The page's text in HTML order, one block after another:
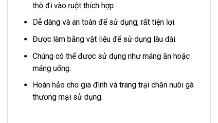
thô đi vào ruột thích hợp.
Dễ dàng và an toàn để sử dụng, rất tiện lợi.
Được làm bằng vật liệu để sử dụng lâu dài.
Chúng có thể được sử dụng như máng ăn hoặc
máng uống.
Hoàn hảo cho gia đình và trang trại chăn nuôi gà
thương mại sử dụng.